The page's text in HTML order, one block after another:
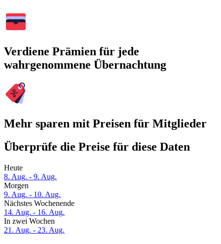
Verdiene Prämien für jede
wahrgenommene Übernachtung
Mehr sparen mit Preisen für Mitglieder
Überprüfe die Preise für diese Daten
Heute
8. Aug. - 9. Aug.
Morgen
9. Aug. - 10. Aug.
Nächstes Wochenende
14. Aug. - 16. Aug.
In zwei Wochen
21. Aug. - 23. Aug.